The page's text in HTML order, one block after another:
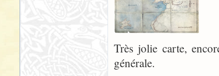
Très jolie carte,
générale.